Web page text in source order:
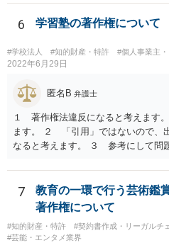
利義務の主体となる法人格を有し、
ちなみに、公立学校は教育行政組織
であり、校舎・校地等は地方自治法
6 学習塾の著作権について
#学校法人 #知的財産・特許 #個人事業主
2022年6月29日
匿名B 弁護士
１ 著作権法違反になると考えます
ます。 ２ 「引用」ではないので、
なると考えます。 ３ 参考にして問
たとしてもそのまま貼り付けると著
す。 市販の問題集を購入して、それ
が、複製となると「私的複製」とは
ると思います。 いちど著作権取り扱
たほうがよろしいかと思います。
7
教育の一環で行う芸術鑑
著作権について
#知的財産・特許 #契約書作成・リーガルチ
#芸能・エンタメ業界